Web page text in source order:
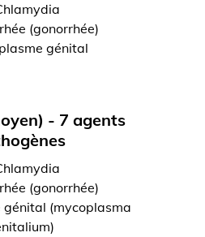
(gonorrhée)
génital
- 7 agents
(gonorrhée)
(mycoplasma